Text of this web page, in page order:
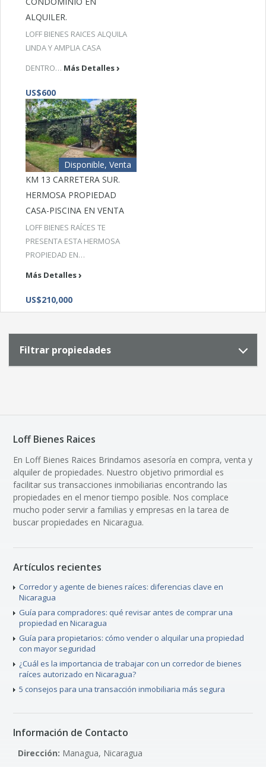
ALQUILER.
LOFF BIENES RAICES ALQUILA
LINDA Y AMPLIA CASA
DENTRO… Más Detalles
US$600
Disponible, Venta
KM 13 CARRETERA SUR.
HERMOSA PROPIEDAD
CASA-PISCINA EN VENTA
LOFF BIENES RAÍCES TE
PRESENTA ESTA HERMOSA
PROPIEDAD EN…
Más Detalles
US$210,000
Filtrar propiedades
Loff Bienes Raices
En Loff Bienes Raices Brindamos asesoría en compra, venta y
alquiler de propiedades. Nuestro objetivo primordial es
facilitar sus transacciones inmobiliarias encontrando las
propiedades en el menor tiempo posible. Nos complace
mucho poder servir a familias y empresas en la tarea de
buscar propiedades en Nicaragua.
Artículos recientes
Corredor y agente de bienes raíces: diferencias clave en
Nicaragua
Guía para compradores: qué revisar antes de comprar una
propiedad en Nicaragua
Guía para propietarios: cómo vender o alquilar una propiedad
con mayor seguridad
¿Cuál es la importancia de trabajar con un corredor de bienes
raíces autorizado en Nicaragua?
5 consejos para una transacción inmobiliaria más segura
Información de Contacto
Dirección: Managua, Nicaragua